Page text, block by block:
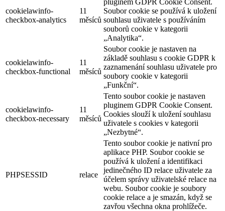
cookielawinfo-
checkbox-analytics
11
měsíců
Soubor cookie se používá k uložení
souhlasu uživatele s používáním
souborů cookie v kategorii
„Analytika“.
cookielawinfo-
checkbox-functional
11
měsíců
Soubor cookie je nastaven na
základě souhlasu s cookie GDPR k
zaznamenání souhlasu uživatele pro
soubory cookie v kategorii
„Funkční“.
cookielawinfo-
checkbox-necessary
11
měsíců
Tento soubor cookie je nastaven
pluginem GDPR Cookie Consent.
Cookies slouží k uložení souhlasu
uživatele s cookies v kategorii
„Nezbytné“.
PHPSESSID relace
Tento soubor cookie je nativní pro
aplikace PHP. Soubor cookie se
používá k uložení a identifikaci
jedinečného ID relace uživatele za
účelem správy uživatelské relace na
webu. Soubor cookie je soubory
cookie relace a je smazán, když se
zavřou všechna okna prohlížeče.